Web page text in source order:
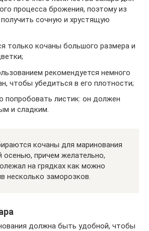
процесса брожения, поэтому из
получить сочную и хрустящую
только кочаны большого размера и
рекомендуется немного
чтобы убедиться в его плотности;
попробовать листик: он должен
и сладким.
кочаны для маринования
осенью, причем желательно,
на грядках как можно
несколько заморозков.
должна быть удобной, чтобы